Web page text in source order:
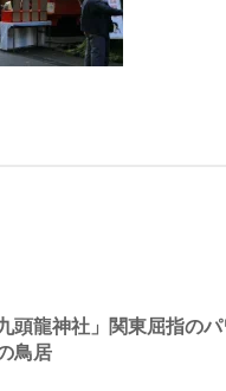
頭龍神社」関東屈指の
鳥居